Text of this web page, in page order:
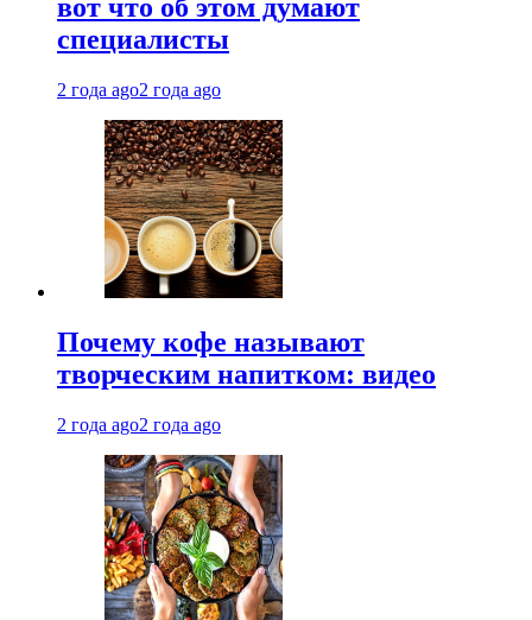
вот что об этом думают
специалисты
2 года ago2 года ago
Почему кофе называют
творческим напитком: видео
2 года ago2 года ago